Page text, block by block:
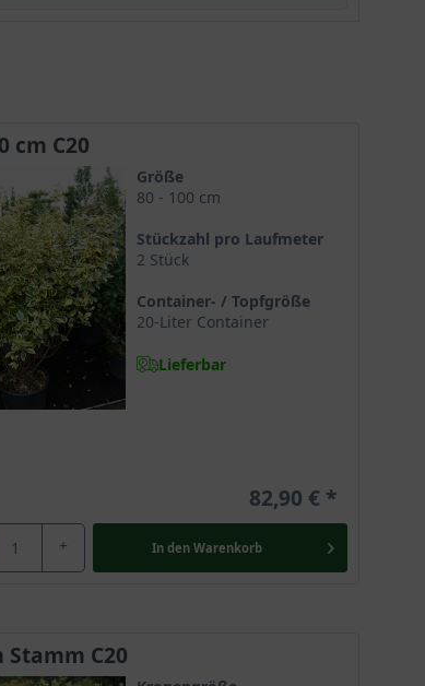
cm C20
Größe
80 - 100 cm
Stückzahl pro Laufmeter
2 Stück
Container- / Topfgröße
20-Liter Container
Lieferbar
82,90 €
+ In den Warenkorb
Stamm C20